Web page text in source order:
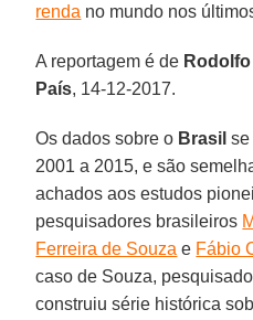
renda no mundo nos
A reportagem é de
País, 14-12-2017.
Os dados sobre o Brasil se
2001 a 2015, e são
achados aos estudos
pesquisadores brasileiros
Ferreira de Souza e Fábio
caso de Souza,
construiu série histórica